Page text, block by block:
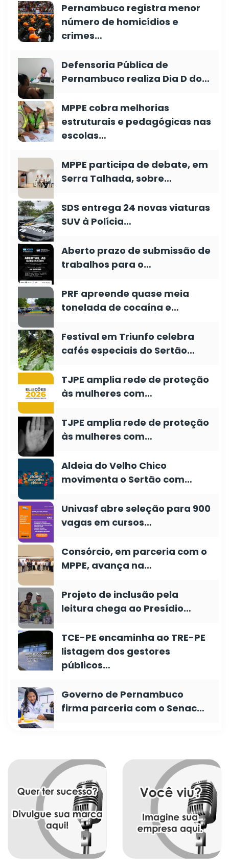
Pernambuco registra menor
número de homicídios e
crimes…
Defensoria Pública de
Pernambuco realiza Dia D do…
MPPE cobra melhorias
estruturais e pedagógicas nas
escolas…
MPPE participa de debate, em
Serra Talhada, sobre…
SDS entrega 24 novas viaturas
SUV à Polícia…
Aberto prazo de submissão de
trabalhos para o…
PRF apreende quase meia
tonelada de cocaína e…
Festival em Triunfo celebra
cafés especiais do Sertão…
TJPE amplia rede de proteção
às mulheres com…
TJPE amplia rede de proteção
às mulheres com…
Aldeia do Velho Chico
movimenta o Sertão com…
Univasf abre seleção para 900
vagas em cursos…
Consórcio, em parceria com o
MPPE, avança na…
Projeto de inclusão pela
leitura chega ao Presídio…
TCE-PE encaminha ao TRE-PE
listagem dos gestores
públicos…
Governo de Pernambuco
firma parceria com o Senac…